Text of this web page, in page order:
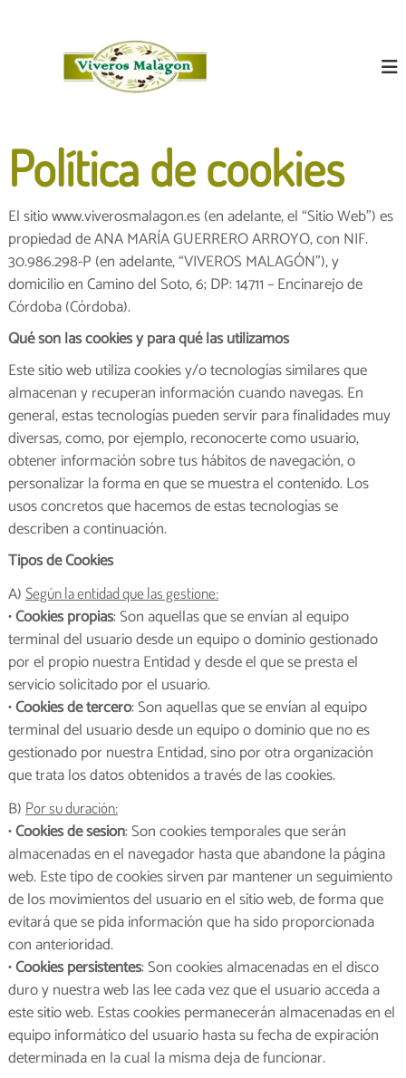
M
l
a
g
ó
i
o
s
e
n
C
d
b
a
Política de cookies
El sitio www.viverosmalagon.es (en adelante, el “Sitio Web”) es
propiedad de ANA MARÍA GUERRERO ARROYO, con NIF.
30.986.298-P (en adelante, “VIVEROS MALAGÓN”), y
domicilio en Camino del Soto, 6; DP: 14711 – Encinarejo de
Córdoba (Córdoba).
Qué son las cookies y para qué las utilizamos
Este sitio web utiliza cookies y/o tecnologías similares que
almacenan y recuperan información cuando navegas. En
general, estas tecnologías pueden servir para finalidades muy
diversas, como, por ejemplo, reconocerte como usuario,
obtener información sobre tus hábitos de navegación, o
personalizar la forma en que se muestra el contenido. Los
usos concretos que hacemos de estas tecnologías se
describen a continuación.
Tipos de Cookies
A) Según la entidad que las gestione:
•Cookies propias: Son aquellas que se envían al equipo
terminal del usuario desde un equipo o dominio gestionado
por el propio nuestra Entidad y desde el que se presta el
servicio solicitado por el usuario.
•Cookies de tercero: Son aquellas que se envían al equipo
terminal del usuario desde un equipo o dominio que no es
gestionado por nuestra Entidad, sino por otra organización
que trata los datos obtenidos a través de las cookies.
B) Por su duración:
•Cookies de sesión: Son cookies temporales que serán
almacenadas en el navegador hasta que abandone la página
web. Este tipo de cookies sirven par mantener un seguimiento
de los movimientos del usuario en el sitio web, de forma que
evitará que se pida información que ha sido proporcionada
con anterioridad.
•Cookies persistentes: Son cookies almacenadas en el disco
duro y nuestra web las lee cada vez que el usuario acceda a
este sitio web. Estas cookies permanecerán almacenadas en el
equipo informático del usuario hasta su fecha de expiración
determinada en la cual la misma deja de funcionar.